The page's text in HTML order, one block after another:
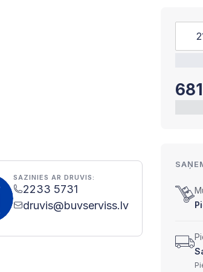
SAZINIES AR DRUVIS:
2233 5731
druvis@buvserviss.lv